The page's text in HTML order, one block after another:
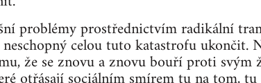
problémy prostřednictvím radikální
celou tuto katastrofu ukončit.
že se znovu a znovu bouří proti